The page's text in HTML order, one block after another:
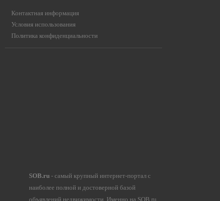
Контактная информация
Условия использования
Политика конфиденциальности
SOB.ru- самый крупный интернет-портал с
наиболее полной и достоверной базой
объявлений недвижимости. Именно на SOB.ru